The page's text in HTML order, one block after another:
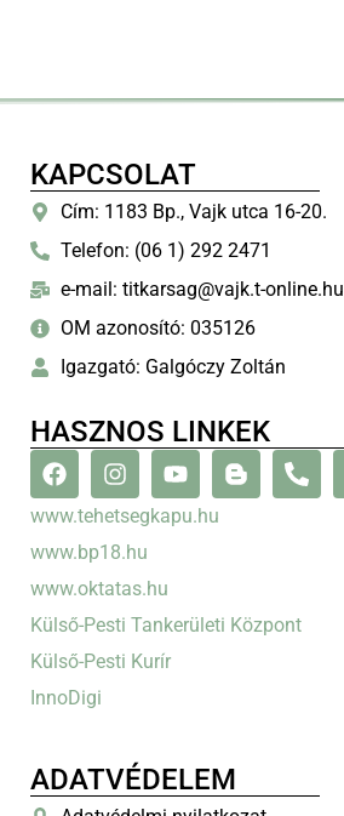
KAPCSOLAT
Cím: 1183 Bp., Vajk utca 16-20.
Telefon: (06 1) 292 2471
e-mail: titkarsag@vajk.t-online.hu
OM azonosító: 035126
Igazgató: Galgóczy Zoltán
HASZNOS LINKEK
www.tehetsegkapu.hu
www.bp18.hu
www.oktatas.hu
Külső-Pesti Tankerületi Központ
Külső-Pesti Kurír
InnoDigi
ADATVÉDELEM